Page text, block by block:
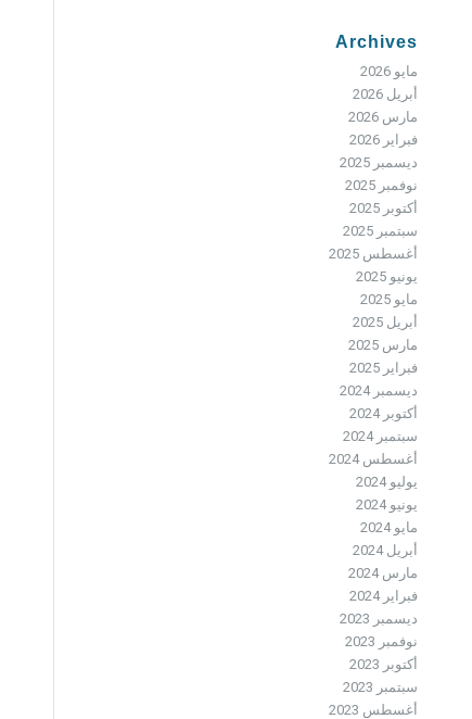
Archives
مايو 2026
أبريل 2026
مارس 2026
فبراير 2026
ديسمبر 2025
نوفمبر 2025
أكتوبر 2025
سبتمبر 2025
أغسطس 2025
يونيو 2025
مايو 2025
أبريل 2025
مارس 2025
فبراير 2025
ديسمبر 2024
أكتوبر 2024
سبتمبر 2024
أغسطس 2024
يوليو 2024
يونيو 2024
مايو 2024
أبريل 2024
مارس 2024
فبراير 2024
ديسمبر 2023
نوفمبر 2023
أكتوبر 2023
سبتمبر 2023
أغسطس 2023